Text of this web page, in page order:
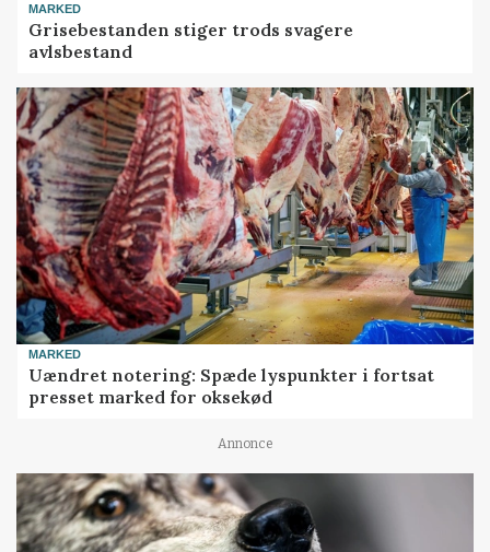
MARKED
Grisebestanden stiger trods svagere
avlsbestand
MARKED
Uændret notering: Spæde lyspunkter i fortsat
presset marked for oksekød
Annonce